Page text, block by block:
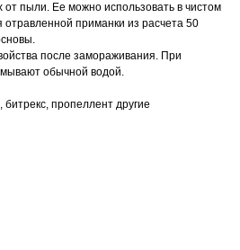
пыли. Ее можно использовать в чистом
отравленной приманки из расчета 50
после замораживания. При
обычной водой.
пропеллент другие